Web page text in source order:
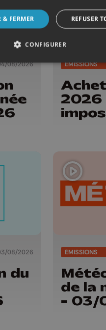
08/2026 ÉMISSIONS
2026
08/2026
du
ÉMISSIONS
de la
- 03/
& FERMER REFUSER
CONFIGURER